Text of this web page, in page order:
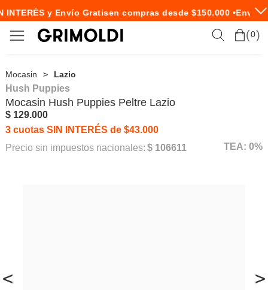
INTERÉS y Envío Gratisen compras desde $150.000 •Envío
0
Mocasin Lazio
< >
Hush Puppies
Mocasin Hush Puppies Peltre Lazio
$ 129.000
3 cuotas SIN INTERÉS de $43.000
Precio sin impuestos nacionales: $ 106611 TEA: 0%